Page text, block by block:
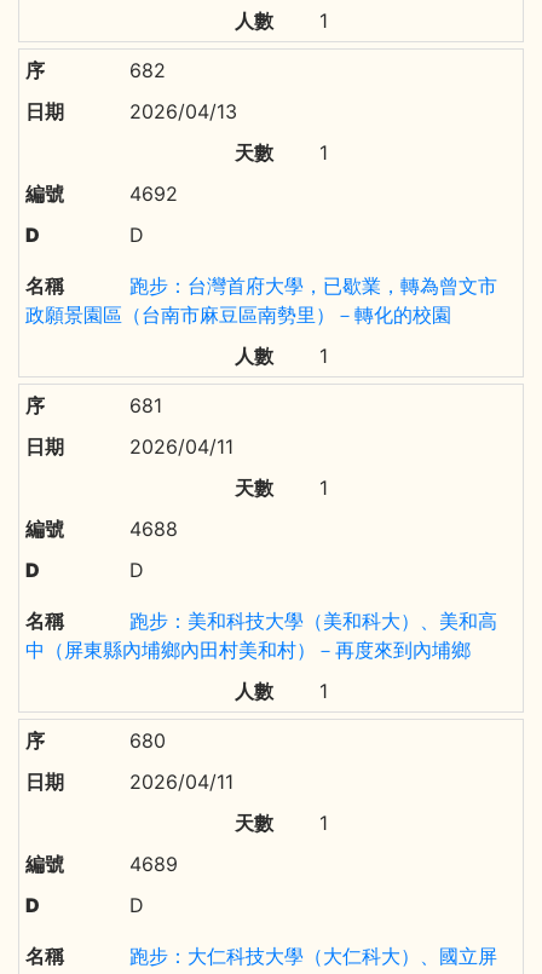
1
682
2026/04/13
1
4692
D
跑步：台灣首府大學，已歇業，轉為曾文市
政願景園區（台南市麻豆區南勢里）－轉化的校園
1
681
2026/04/11
1
4688
D
跑步：美和科技大學（美和科大）、美和高
中（屏東縣內埔鄉內田村美和村）－再度來到內埔鄉
1
680
2026/04/11
1
4689
D
跑步：大仁科技大學（大仁科大）、國立屏